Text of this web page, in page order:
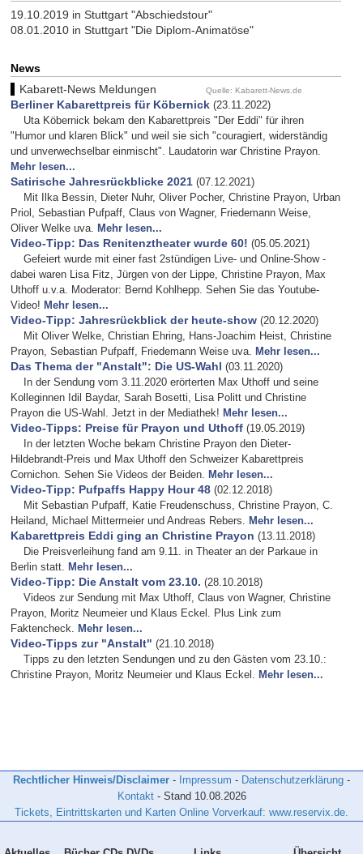
19.10.2019 in Stuttgart "Abschiedstour"
08.01.2010 in Stuttgart "Die Diplom-Animatöse"
News
Kabarett-News Meldungen
Quelle: Kabarett-News.de
Berliner Kabarettpreis für Köbernick (23.11.2022)
Uta Köbernick bekam den Kabarettpreis "Der Eddi" für ihren
"Humor und klaren Blick" und weil sie sich "couragiert, widerständig
und unverwechselbar einmischt". Laudatorin war Christine Prayon.
Mehr lesen...
Satirische Jahresrückblicke 2021 (07.12.2021)
Mit Ilka Bessin, Dieter Nuhr, Oliver Pocher, Christine Prayon, Urban
Priol, Sebastian Pufpaff, Claus von Wagner, Friedemann Weise,
Oliver Welke uva. Mehr lesen...
Video-Tipp: Das Renitenztheater wurde 60! (05.05.2021)
Gefeiert wurde mit einer fast 2stündigen Live- und Online-Show -
dabei waren Lisa Fitz, Jürgen von der Lippe, Christine Prayon, Max
Uthoff u.v.a. Moderator: Bernd Kohlhepp. Sehen Sie das Youtube-
Video! Mehr lesen...
Video-Tipp: Jahresrückblick der heute-show (20.12.2020)
Mit Oliver Welke, Christian Ehring, Hans-Joachim Heist, Christine
Prayon, Sebastian Pufpaff, Friedemann Weise uva. Mehr lesen...
Das Thema der "Anstalt": Die US-Wahl (03.11.2020)
In der Sendung vom 3.11.2020 erörterten Max Uthoff und seine
Kolleginnen Idil Baydar, Sarah Bosetti, Lisa Politt und Christine
Prayon die US-Wahl. Jetzt in der Mediathek! Mehr lesen...
Video-Tipps: Preise für Prayon und Uthoff (19.05.2019)
In der letzten Woche bekam Christine Prayon den Dieter-
Hildebrandt-Preis und Max Uthoff den Schweizer Kabarettpreis
Cornichon. Sehen Sie Videos der Beiden. Mehr lesen...
Video-Tipp: Pufpaffs Happy Hour 48 (02.12.2018)
Mit Sebastian Pufpaff, Katie Freudenschuss, Christine Prayon, C.
Heiland, Michael Mittermeier und Andreas Rebers. Mehr lesen...
Kabarettpreis Eddi ging an Christine Prayon (13.11.2018)
Die Preisverleihung fand am 9.11. in Theater an der Parkaue in
Berlin statt. Mehr lesen...
Video-Tipp: Die Anstalt vom 23.10. (28.10.2018)
Videos zur Sendung mit Max Uthoff, Claus von Wagner, Christine
Prayon, Moritz Neumeierund Klaus Eckel . Plus Link zum
Faktencheck. Mehr lesen...
Video-Tipps zur "Anstalt" (21.10.2018)
Tipps zu den letzten Sendungen und zu den Gästen vom 23.10.:
Christine Prayon, Moritz Neumeier und Klaus Eckel. Mehr lesen...
Rechtlicher Hinweis/Disclaimer - Impressum - Datenschutzerklärung -
Kontakt- Stand 10.08.2026
Tickets, Eintrittskarten und Karten Online Vorverkauf: www.reservix.de.